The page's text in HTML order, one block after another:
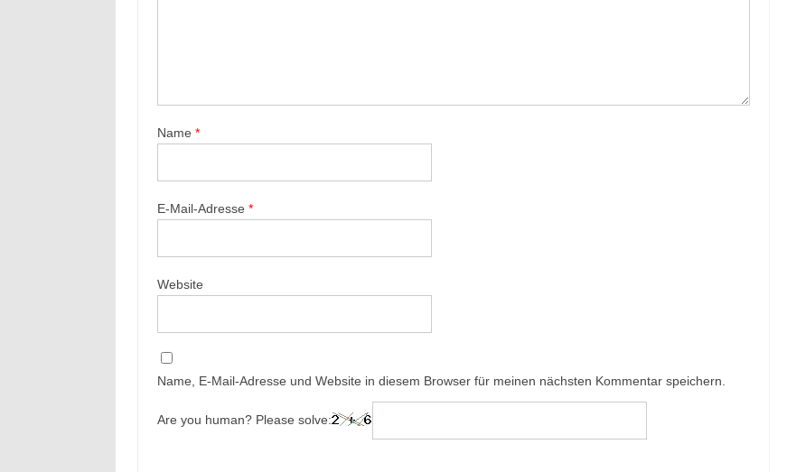
Name *
E-Mail-Adresse *
Website
Name, E-Mail-Adresse und Website in diesem Browser für meinen nächsten Kommentar speichern.
Are you human? Please solve: